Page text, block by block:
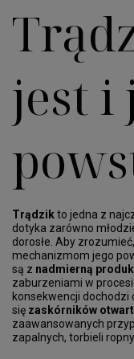
jest i
Trądzikto jedna z
dotyka zarówno
dorosłe. Aby zrozumieć,
mechanizmom jego
są z nadmierną
zaburzeniami w
konsekwencji dochodzi
się zaskórników
zaawansowanych
zapalnych, torbieli